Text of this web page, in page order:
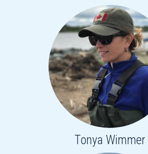
Tonya Wimmer